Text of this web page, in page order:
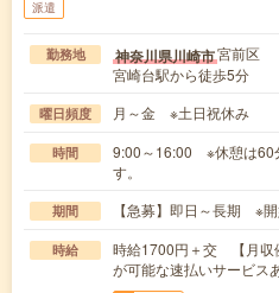
派遣
勤務地 神奈川県川崎市宮前区
宮崎台駅から徒歩5分
曜日頻度 月～金 ※土日祝休み
時間
9:00～16:00 ※休憩は60
す。
期間 【急募】即日～長期 ※
時給
時給1700円＋交 【月
が可能な速払いサービス